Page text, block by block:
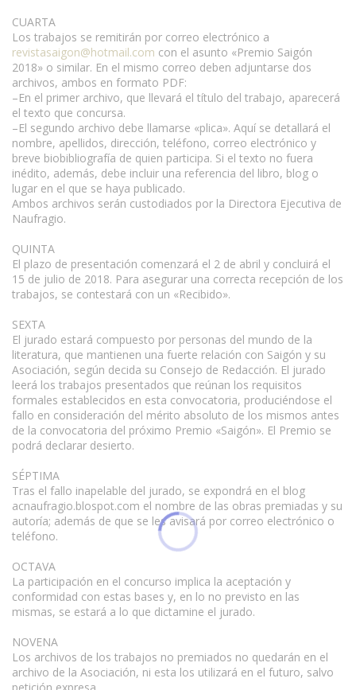
CUARTA
Los trabajos se remitirán por correo electrónico a
revistasaigon@hotmail.com con el asunto «Premio Saigón
2018» o similar. En el mismo correo deben adjuntarse dos
archivos, ambos en formato PDF:
–En el primer archivo, que llevará el título del trabajo, aparecerá
el texto que concursa.
–El segundo archivo debe llamarse «plica». Aquí se detallará el
nombre, apellidos, dirección, teléfono, correo electrónico y
breve biobibliografía de quien participa. Si el texto no fuera
inédito, además, debe incluir una referencia del libro, blog o
lugar en el que se haya publicado.
Ambos archivos serán custodiados por la Directora Ejecutiva de
Naufragio.
QUINTA
El plazo de presentación comenzará el 2 de abril y concluirá el
15 de julio de 2018. Para asegurar una correcta recepción de los
trabajos, se contestará con un «Recibido».
SEXTA
El jurado estará compuesto por personas del mundo de la
literatura, que mantienen una fuerte relación con Saigón y su
Asociación, según decida su Consejo de Redacción. El jurado
leerá los trabajos presentados que reúnan los requisitos
formales establecidos en esta convocatoria, produciéndose el
fallo en consideración del mérito absoluto de los mismos antes
de la convocatoria del próximo Premio «Saigón». El Premio se
podrá declarar desierto.
SÉPTIMA
Tras el fallo inapelable del jurado, se expondrá en el blog
acnaufragio.blospot.com el nombre de las obras premiadas y su
autoría; además de que se les avisará por correo electrónico o
teléfono.
OCTAVA
La participación en el concurso implica la aceptación y
conformidad con estas bases y, en lo no previsto en las
mismas, se estará a lo que dictamine el jurado.
NOVENA
Los archivos de los trabajos no premiados no quedarán en el
archivo de la Asociación, ni esta los utilizará en el futuro, salvo
petición expresa.